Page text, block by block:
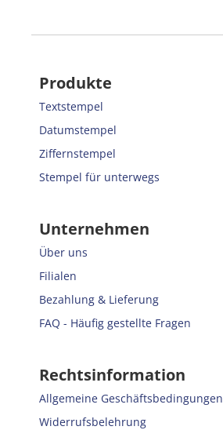
Produkte
Textstempel
Datumstempel
Ziffernstempel
Stempel für unterwegs
Unternehmen
Über uns
Filialen
Bezahlung & Lieferung
FAQ - Häufig gestellte Fragen
Rechtsinformation
Allgemeine Geschäftsbedingungen
Widerrufsbelehrung